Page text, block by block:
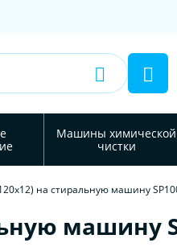
Машины химической
чистки
на стиральную машину
машину